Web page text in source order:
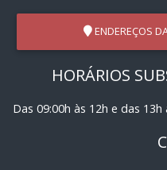
ENDEREÇOS
HORÁRIOS
Das 09:00h às 12h e das